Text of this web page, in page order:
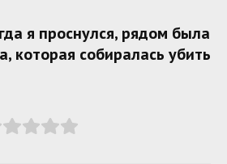
я проснулся, рядом была
которая собиралась убить